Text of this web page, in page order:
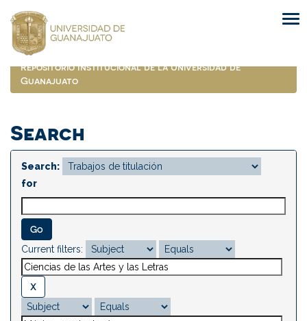
navigation
Repositorio Institucional de la Universidad de
Guanajuato
Search
Search:
for
Current filters: